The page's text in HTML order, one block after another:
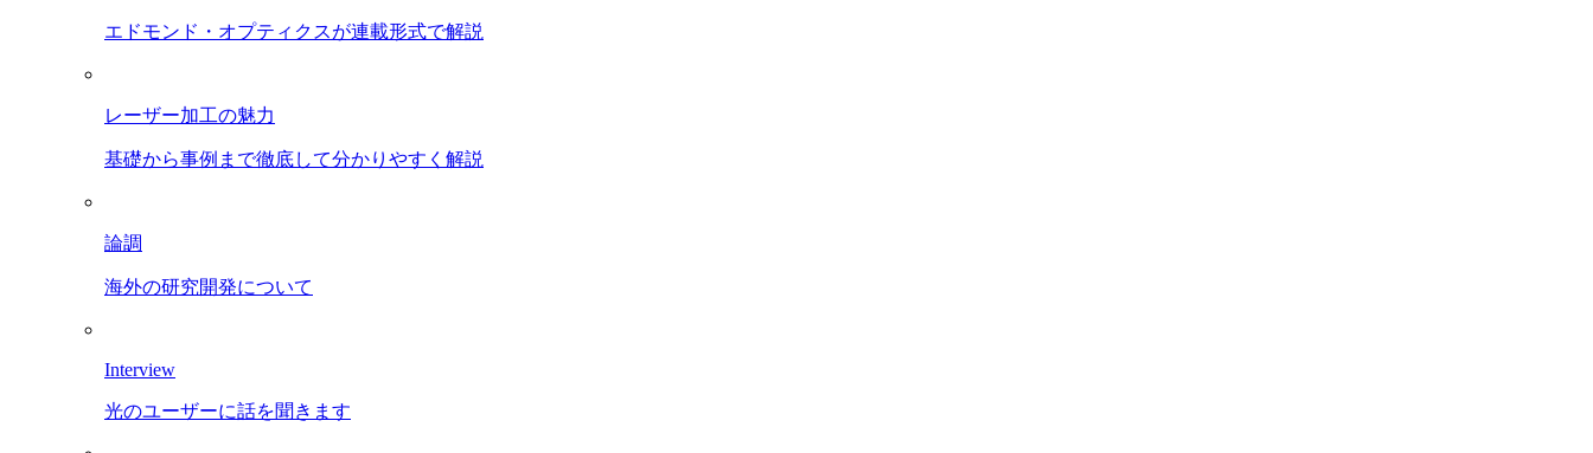
エドモンド・オプティクスが連載形式で解説
レーザー加工の魅力
基礎から事例まで徹底して分かりやすく解説
論調
海外の研究開発について
Interview
光のユーザーに話を聞きます